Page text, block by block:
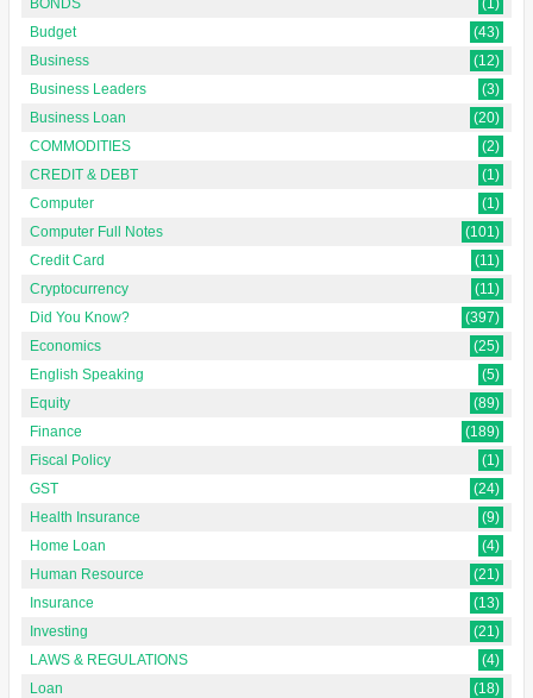
Budget
(43)
Business
(12)
Business Leaders
(3)
Business Loan
(20)
COMMODITIES
(2)
CREDIT & DEBT
(1)
Computer
(1)
Computer Full Notes
(101)
Credit Card
(11)
Cryptocurrency
(11)
Did You Know?
(397)
Economics
(25)
English Speaking
(5)
Equity
(89)
Finance
(189)
Fiscal Policy
(1)
GST
(24)
Health Insurance
(9)
Home Loan
(4)
Human Resource
(21)
Insurance
(13)
Investing
(21)
LAWS & REGULATIONS
(4)
Loan
(18)